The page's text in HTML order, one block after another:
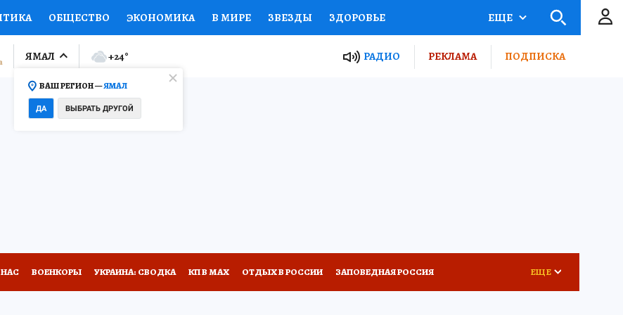
ОБЩЕСТВО ЭКОНОМИКА В МИРЕ ЗВЕЗДЫ ЗДОРОВЬЕ
ПРОИСШЕСТВИЯ НАЦИОНАЛЬНЫЕ ПРОЕКТЫ РОССИИ
ОТКРЫВАЕМ МИР
ПРОМОКОДЫ СЕРИАЛЫ
ЕЩЕ
ЯМАЛ
ВАШ РЕГИОН —ЯМАЛ
ДА ВЫБРАТЬ ДРУГОЙ
+24° РАДИО РЕКЛАМА ПОДПИСКА
ВОЕНКОРЫ УКРАИНА: СВОДКА КП В МАХ ОТДЫХ В РОССИИ ЗАПОВЕДНАЯ РОССИЯ
СЕБЕ
ЕЩЕ